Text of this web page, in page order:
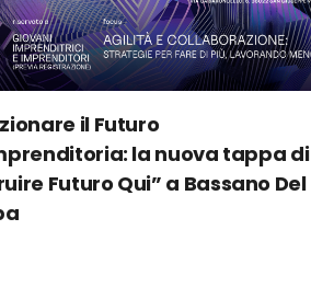
il Futuro
la nuova tappa di
Futuro Qui” a Bassano Del